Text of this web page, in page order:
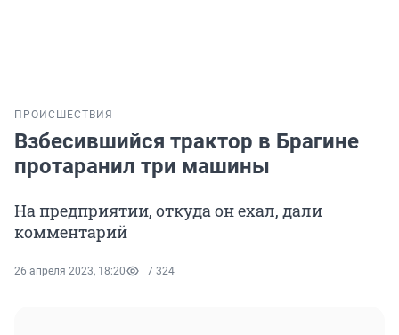
ПРОИСШЕСТВИЯ
Взбесившийся трактор в Брагине
протаранил три машины
На предприятии, откуда он ехал, дали
комментарий
26 апреля 2023, 18:20 7 324